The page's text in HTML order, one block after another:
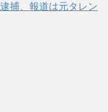
捕、報道は元タレン